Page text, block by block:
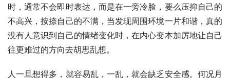
时，通常不会即时表达，而是在一旁冷脸，要么压抑自己的
不高兴，按捺自己的不满，当发现周围环境一片和谐，真的
没有人意识到自己的情绪变化时，在内心变本加厉地让自己
往更难过的方向去胡思乱想。
人一旦想得多，就容易乱，一乱，就会缺乏安全感。何况月